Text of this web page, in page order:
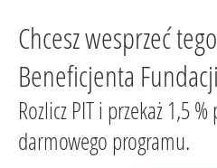
Chcesz wesprzeć tego
Beneficjenta
Rozlicz PIT i przekaż 1,5
darmowego programu.